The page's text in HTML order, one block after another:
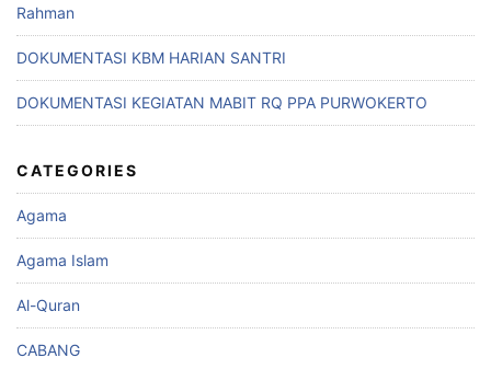
Rahman
DOKUMENTASI KBM HARIAN SANTRI
DOKUMENTASI KEGIATAN MABIT RQ PPA PURWOKERTO
CATEGORIES
Agama
Agama Islam
Al-Quran
CABANG